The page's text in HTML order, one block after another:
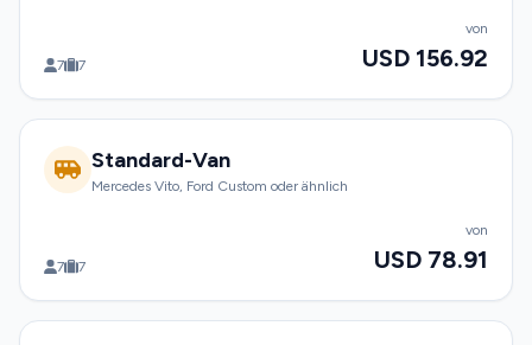
7 7
von
USD 156.92
Standard-Van
Mercedes Vito, Ford Custom oder ähnlich
7 7
von
USD 78.91